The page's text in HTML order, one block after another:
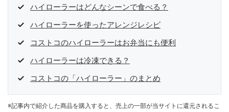
ハイローラーはどんなシーンで食べる？
ハイローラーを使ったアレンジレシピ
コストコのハイローラーはお弁当にも便利
ハイローラーは冷凍できる？
コストコの「ハイローラー」のまとめ
※記事内で紹介した商品を購入すると、売上の一部が当サイトに還元されるこ